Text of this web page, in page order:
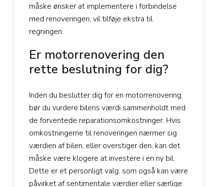
måske ønsker at implementere i forbindelse
med renoveringen, vil tilføje ekstra til
regningen.
Er motorrenovering den
rette beslutning for dig?
Inden du beslutter dig for en motorrenovering,
bør du vurdere bilens værdi sammenholdt med
de forventede reparationsomkostninger. Hvis
omkostningerne til renoveringen nærmer sig
værdien af bilen, eller overstiger den, kan det
måske være klogere at investere i en ny bil.
Dette er et personligt valg, som også kan være
påvirket af sentimentale værdier eller særlige